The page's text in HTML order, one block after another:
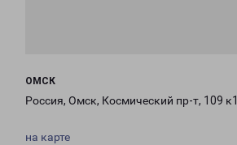
ОМСК
Россия, Омск, Космический пр-т, 109 к1
на карте